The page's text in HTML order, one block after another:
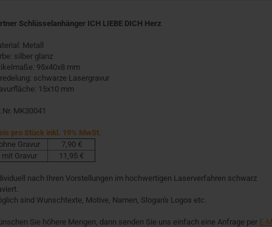
Schlüsselanhänger ICH LIEBE DICH Herz
Metall
silber glanz
95x40x8 mm
schwarze Lasergravur
15x10 mm
MK30041
pro Stück inkl. 19% MwSt.
Gravur
7,90 €
mit Gravur
11,95 €
nach Ihren Vorstellungen im hochwertigen Laserverfahren schwarz
sind Wunschtexte, Motive, Namen, Slogan's Logos etc.
Sie höhere Mengen, dann senden Sie uns einfach eine Anfrage per E-